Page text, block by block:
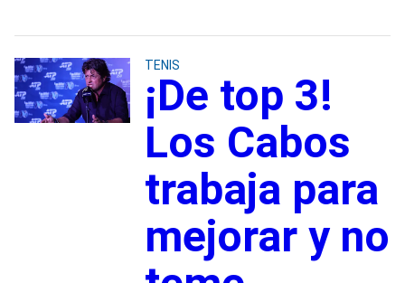
TENIS
¡De top 3!
Los Cabos
trabaja para
mejorar y no